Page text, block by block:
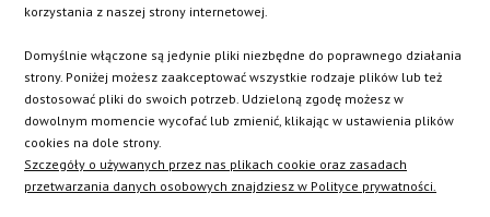
SK
korzystania z naszej strony internetowej.
Domyślnie włączone są jedynie pliki niezbędne do poprawnego działania
strony. Poniżej możesz zaakceptować wszystkie rodzaje plików lub też
dostosować pliki do swoich potrzeb. Udzieloną zgodę możesz w
dowolnym momencie wycofać lub zmienić, klikając w ustawienia plików
cookies na dole strony.
Szczegóły o używanych przez nas plikach cookie oraz zasadach
przetwarzania danych osobowych znajdziesz w Polityce prywatności.